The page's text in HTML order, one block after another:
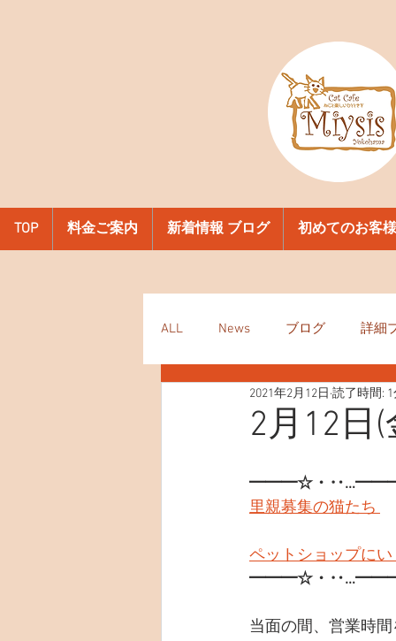
TOP 料金ご案内 新着情報 ブログ 初めてのお客
ALL News ブログ 詳細
2月12日(
2021年2月12日 読了時間:
━━━☆・
里親募集の猫たち
ペットショップに
━━━☆・
当面の間、営業時